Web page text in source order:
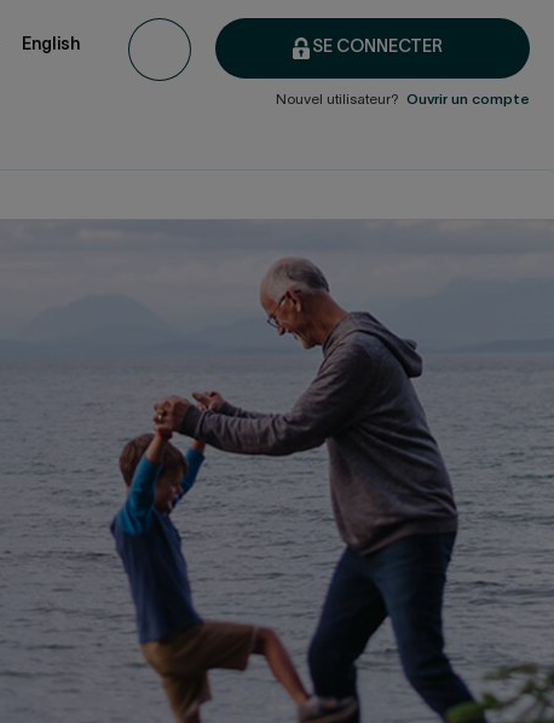
SE CONNECTER
Nouvel utilisateur? Ouvrir un compte
English